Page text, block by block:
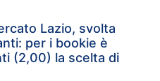
Lazio, svolta
per i bookie è
(2,00) la scelta di